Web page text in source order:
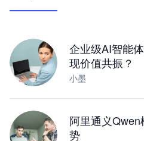
企业级AI智能
现价值共振？
小墨
阿里通义
势